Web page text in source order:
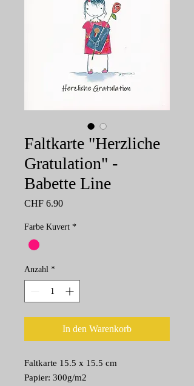
Faltkarte "Herzliche
Gratulation" -
Babette Line
CHF 6.90Preis
Farbe Kuvert *
Anzahl *
In den Warenkorb
Faltkarte 15.5 x 15.5 cm
Papier: 300g/m2